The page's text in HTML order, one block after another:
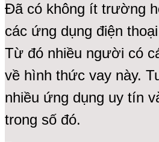
Đã có không ít trường
các ứng dụng điện
Từ đó nhiều người có
về hình thức vay này.
nhiều ứng dụng uy tín
trong số đó.